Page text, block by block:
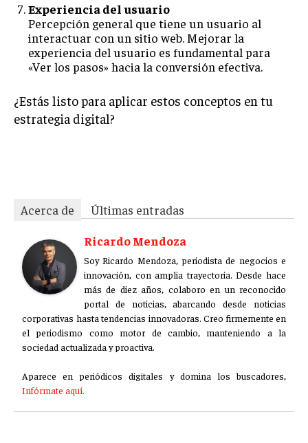
Experiencia del usuario
Percepción general que tiene un usuario al
interactuar con un sitio web. Mejorar la
experiencia del usuario es fundamental para
«Ver los pasos» hacia la conversión efectiva.
¿Estás listo para aplicar estos conceptos en tu
estrategia digital?
Acerca de
Últimas entradas
Ricardo Mendoza
Soy Ricardo Mendoza, periodista de negocios e
innovación, con amplia trayectoria. Desde hace
más de diez años, colaboro en un reconocido
portal de noticias, abarcando desde noticias
corporativas hasta tendencias innovadoras. Creo firmemente en
el periodismo como motor de cambio, manteniendo a la
sociedad actualizada y proactiva.
Aparece en periódicos digitales y domina los buscadores,
Infórmate aquí.